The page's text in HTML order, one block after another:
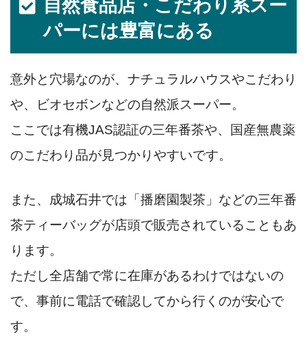
自然食品店・こだわり系スー
パーには豊富にある
意外と穴場なのが、ナチュラルハウスやこだわり
や、ビオセボンなどの自然派スーパー。
ここでは有機JAS認証の三年番茶や、国産無農薬
のこだわり品が見つかりやすいです。
また、成城石井では「播磨園製茶」などの三年番
茶ティーバッグが店頭で販売されていることもあ
ります。
ただし全店舗で常に在庫があるわけではないの
で、事前に電話で確認してから行くのが安心で
す。